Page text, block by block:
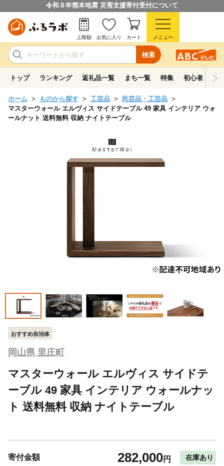
令和８年熊本地震 災害支援寄付受付について
検索
上限額 お気に入り カート メニュー
トップ ランキング 返礼品一覧 まち一覧 特集 初心者ガイド
ホーム ものから探す 工芸品
民芸品・工芸品
マスターウォール エルヴィス サイドテーブル 49 家具 インテリア ウォ
ールナット 送料無料 収納 ナイトテーブル
おすすめ自治体
岡山県 里庄町
マスターウォール エルヴィス サイドテ
ーブル 49 家具 インテリア ウォールナッ
ト 送料無料 収納 ナイトテーブル
寄付金額 282,000円 在庫あり